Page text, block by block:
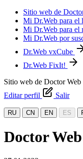
Sitio web de
Mi Dr.Web para el
Mi Dr.Web para el
Mi Dr.Web por
Dr.Web vxCube
Dr.Web FixIt!
Sitio web de Doctor Web
Editar perfil
Salir
RU CN EN ES
Doctor